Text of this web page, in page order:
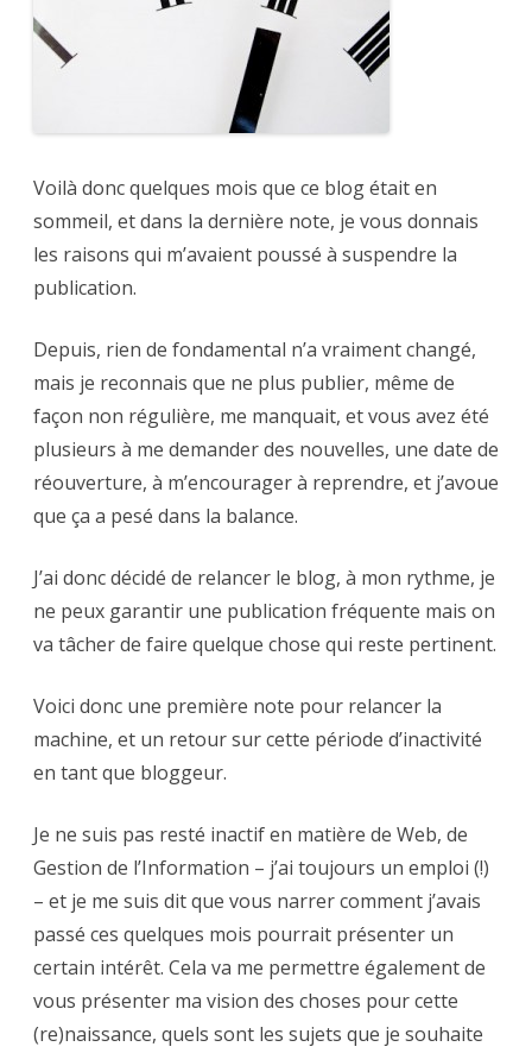
Voilà donc quelques mois que ce blog était en
sommeil, et dans la dernière note, je vous donnais
les raisons qui m’avaient poussé à suspendre la
publication.
Depuis, rien de fondamental n’a vraiment changé,
mais je reconnais que ne plus publier, même de
façon non régulière, me manquait, et vous avez été
plusieurs à me demander des nouvelles, une date de
réouverture, à m’encourager à reprendre, et j’avoue
que ça a pesé dans la balance.
J’ai donc décidé de relancer le blog, à mon rythme, je
ne peux garantir une publication fréquente mais on
va tâcher de faire quelque chose qui reste pertinent.
Voici donc une première note pour relancer la
machine, et un retour sur cette période d’inactivité
en tant que bloggeur.
Je ne suis pas resté inactif en matière de Web, de
Gestion de l’Information – j’ai toujours un emploi (!)
– et je me suis dit que vous narrer comment j’avais
passé ces quelques mois pourrait présenter un
certain intérêt. Cela va me permettre également de
vous présenter ma vision des choses pour cette
(re)naissance, quels sont les sujets que je souhaite